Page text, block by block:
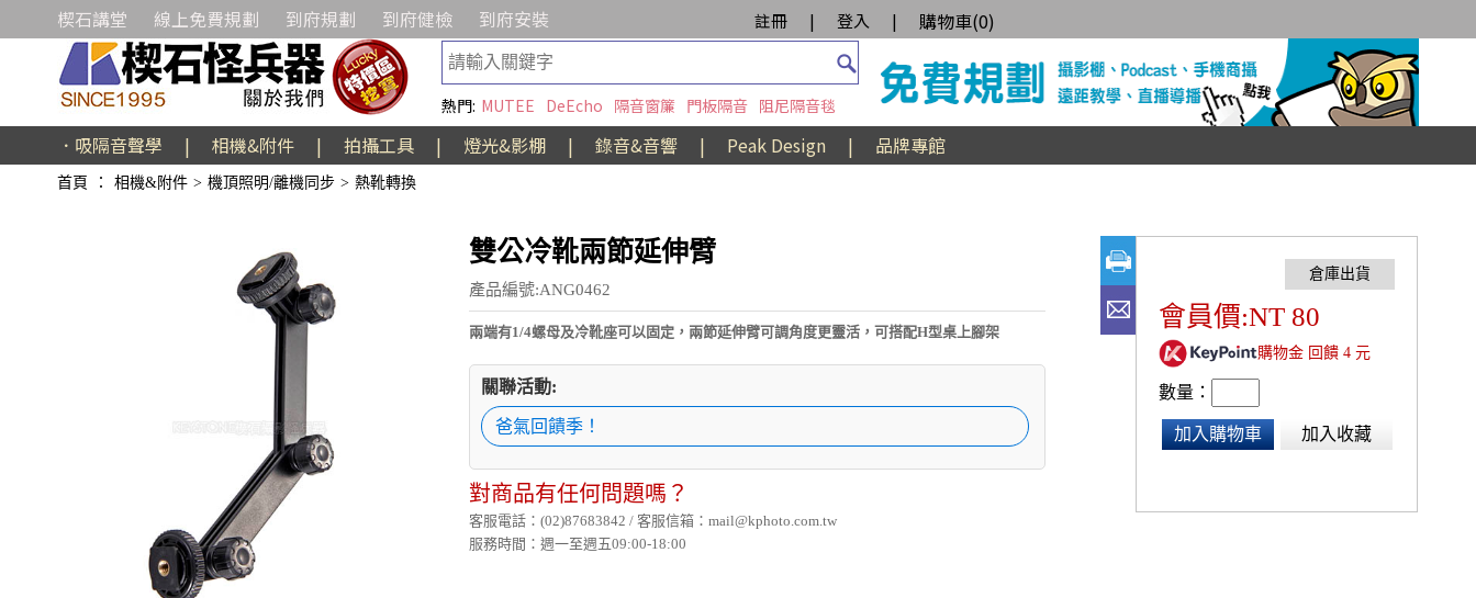
楔石講堂 線上免費規劃 到府規劃 到府健檢 到府安裝 註冊 | 登入 | 購物車(0)
熱門: MUTEE DeEcho 隔音窗簾 門板隔音 阻尼隔音毯
．吸隔音聲學 | 相機&附件 | 拍攝工具 | 燈光&影棚 | 錄音&音響 | Peak Design | 品牌專館
首頁 ： 相機&附件 > 機頂照明/離機同步 > 熱靴轉換
雙公冷靴兩節延伸臂
產品編號:ANG0462
兩端有1/4螺母及冷靴座可以固定，兩節延伸臂可調角度更靈活，可搭配H型桌上腳架
關聯活動:
爸氣回饋季！
對商品有任何問題嗎？
客服電話：(02)87683842 / 客服信箱：mail@kphoto.com.tw
服務時間：週一至週五09:00-18:00
會員價:NT 80
購物金 回饋 4 元
數量：
加入購物車 加入收藏